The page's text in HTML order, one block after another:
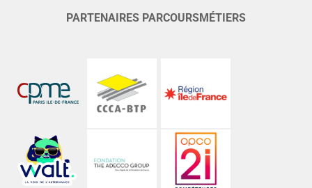
PARTENAIRES PARCOURSMÉTIERS